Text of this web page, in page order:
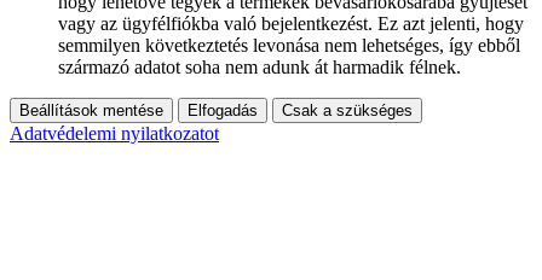
vagy az ügyfélfiókba való bejelentkezést. Ez azt jelenti, hogy
semmilyen következtetés levonása nem lehetséges, így ebből
származó adatot soha nem adunk át harmadik félnek.
Beállítások mentése Elfogadás Csak a szükséges
Adatvédelemi nyilatkozatot